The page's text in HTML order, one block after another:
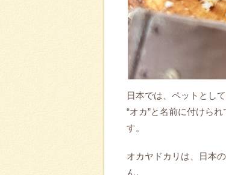
日本では、ペットとし
“オカ”と名前に付けら
す。
オカヤドカリは、日本
ん。